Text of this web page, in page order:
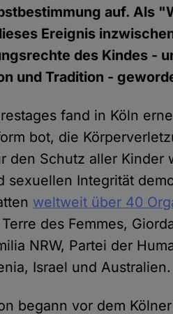
auf. Als
Ereignis
des Kindes -
und Tradition -
fand in Köln
bot, die
den Schutz aller Kinder
sexuellen Integrität
weltweit über 40
des Femmes,
NRW, Partei der
Israel und Australien.
begann vor dem